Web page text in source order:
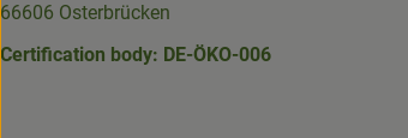
66606 Osterbrücken
Certification body: DE-ÖKO-006